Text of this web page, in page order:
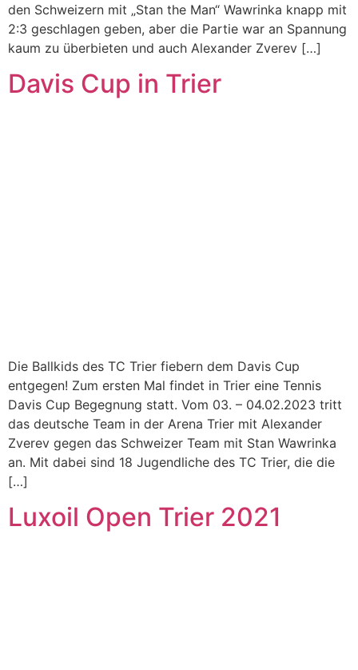
den Schweizern mit „Stan the Man“ Wawrinka knapp mit
2:3 geschlagen geben, aber die Partie war an Spannung
kaum zu überbieten und auch Alexander Zverev […]
Davis Cup in Trier
Die Ballkids des TC Trier fiebern dem Davis Cup
entgegen! Zum ersten Mal findet in Trier eine Tennis
Davis Cup Begegnung statt. Vom 03. – 04.02.2023 tritt
das deutsche Team in der Arena Trier mit Alexander
Zverev gegen das Schweizer Team mit Stan Wawrinka
an. Mit dabei sind 18 Jugendliche des TC Trier, die die
[…]
Luxoil Open Trier 2021